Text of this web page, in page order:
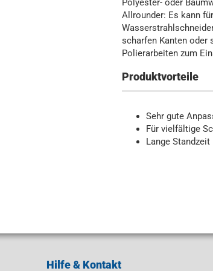
Polyester- oder
Allrounder: Es kann
scharfen Kanten oder
Polierarbeiten zum
Produktvorteile
Sehr gute
Für vielfältige
Lange Standzeit
Hilfe & Kontakt